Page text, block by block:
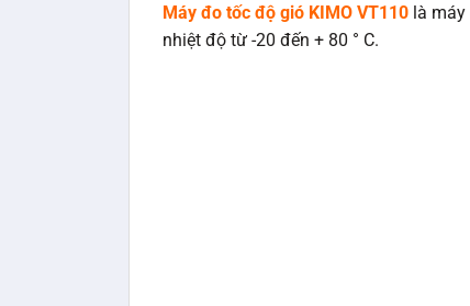
Máy đo tốc độ gió KIMO VT110 là
nhiệt độ từ -20 đến + 80 ° C.